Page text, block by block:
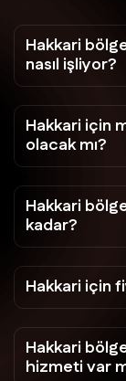
Hakkari
nasıl işliyor?
Hakkari için
olacak mı?
Hakkari
kadar?
Hakkari için
Hakkari
hizmeti var